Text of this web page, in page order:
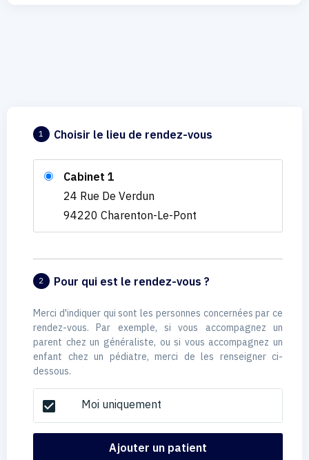
1 Choisir le lieu de rendez-vous
Cabinet 1
24 Rue De Verdun
94220 Charenton-Le-Pont
2 Pour qui est le rendez-vous ?
Merci d'indiquer qui sont les personnes concernées par ce
rendez-vous. Par exemple, si vous accompagnez un
parent chez un généraliste, ou si vous accompagnez un
enfant chez un pédiatre, merci de les renseigner ci-
dessous.
check_box Moi uniquement
Ajouter un patient